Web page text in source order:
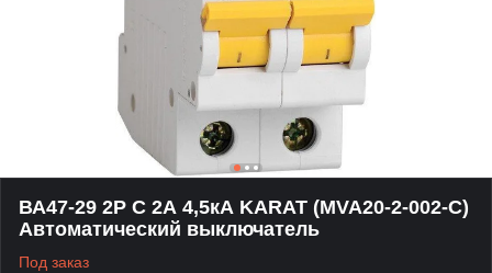
ВА47-29 2P C 2А 4,5кА KARAT (MVA20-2-002-C)
Автоматический выключатель
Под заказ